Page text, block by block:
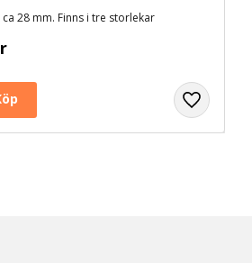
28 mm. Finns i tre storlekar